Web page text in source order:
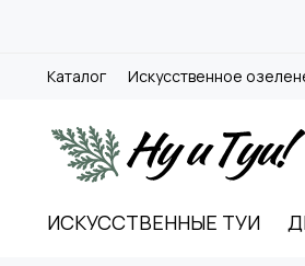
Каталог Искусственное
ИСКУССТВЕННЫЕ ТУИ